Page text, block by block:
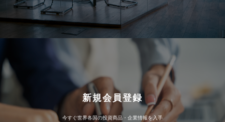
新規会員登録
今すぐ世界各国の投資商品・企業情報を入手